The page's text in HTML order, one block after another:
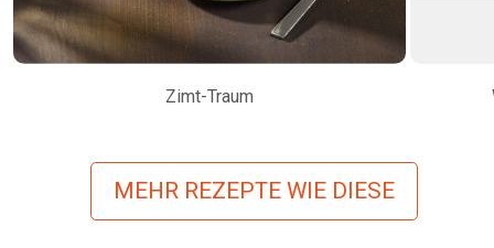
Zimt-Traum
MEHR REZEPTE WIE DIESE